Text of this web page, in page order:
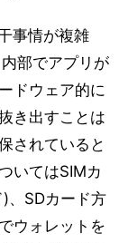
事情が複雑
部でアプリが
ドウェア的に
き出すことは
されていると
いてはSIMカ
、SDカード方
ウォレットを